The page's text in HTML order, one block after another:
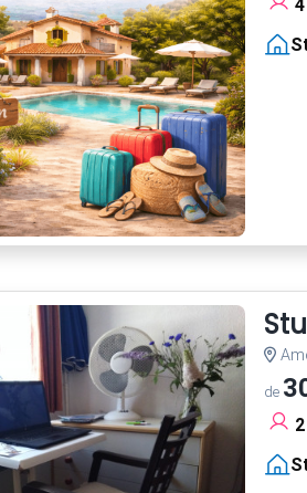
4
de
2